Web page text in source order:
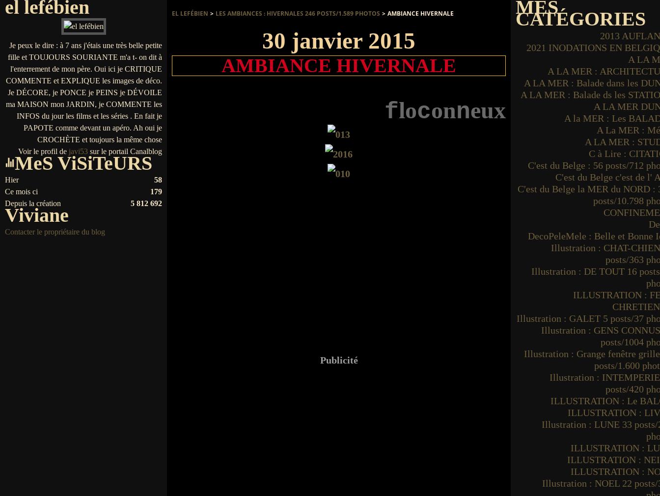
el lefébien
Je peux le dire : à 7 ans j'étais une très belle petite
fille et TOUJOURS SOURIANTE m'a t- on dit à
l'enterrement de mon père. Oui ici je CRITIQUE
COMMENTE et EXPLIQUE les images de déco.
Je DÉCORE, je PONCE je PEINS je DÉVOILE
ma MAISON mon JARDIN, je COMMENTE les
INFOS du jour les films et les séries . En fait je
PAPOTE comme devant un apéro. Ah oui je
CROCHÈTE et toujours la même chose
Voir le profil de javi53 sur le portail Canalblog
MeS ViSiTeURS
Hier
58
Ce mois ci
179
Depuis la création
5 812 692
Viviane
Contacter le propriétaire du blog
EL LEFÉBIEN > LES AMBIANCES : HIVERNALES 246 POSTS/1.589 PHOTOS > AMBIANCE HIVERNALE
30 janvier 2015
AMBIANCE HIVERNALE
floconneux
Publicité
MES
CATÉGORIES
2013
2021 INODATIONS EN
A LA
A LA MER :
A LA MER : Balade dans les
A LA MER : Balade ds les
A LA MER
A la MER : Les
A La MER :
A LA MER :
C à Lire :
C'est du Belge : 56 posts/712
C'est du Belge c'est de l'
C'est du Belge la MER du NORD :
posts/10.798
DecoPeleMele : Belle et Bonne
Illustration : CHAT-
posts/363
Illustration : DE TOUT 16
ILLUSTRATION :
Illustration : GALET 5 posts/37
Illustration : GENS
posts/1004
Illustration : Grange fenêtre
posts/1.600
Illustration :
posts/420
ILLUSTRATION : Le
ILLUSTRATION :
Illustration : LUNE 33 posts/
ILLUSTRATION :
ILLUSTRATION :
ILLUSTRATION :
Illustration : NOEL 22 posts/